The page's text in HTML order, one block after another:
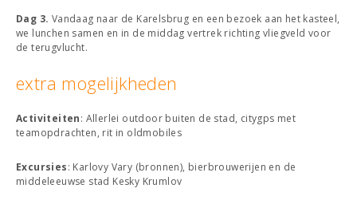
Dag 3. Vandaag naar de Karelsbrug en een bezoek aan het kasteel,
we lunchen samen en in de middag vertrek richting vliegveld voor
de terugvlucht.
extra mogelijkheden
Activiteiten: Allerlei outdoor buiten de stad, citygps met
teamopdrachten, rit in oldmobiles
Excursies: Karlovy Vary (bronnen), bierbrouwerijen en de
middeleeuwse stad Kesky Krumlov